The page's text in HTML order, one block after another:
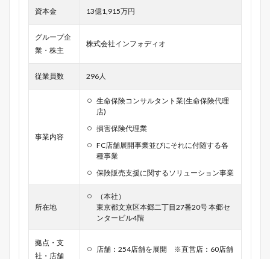
資本金 13億1,915万円
グループ企
業・株主
株式会社インフォディオ
従業員数 296人
事業内容
生命保険コンサルタント業(生命保険代理
店)
損害保険代理業
FC店舗展開事業並びにそれに付随する各
種事業
保険販売支援に関するソリューション事業
所在地
（本社）
東京都文京区本郷二丁目27番20号 本郷セ
ンタービル4階
拠点・支
社・店舗
店舗：254店舗を展開 ※直営店：60店舗